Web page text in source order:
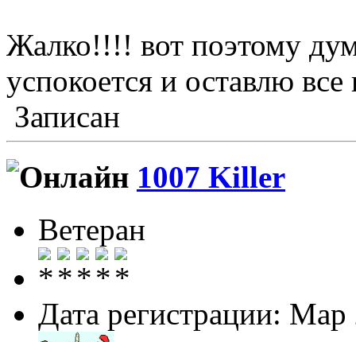
Жалко!!!! вот поэтому
успокоется и оставлю все
Записан
1007 Killer
Ветеран
Дата регистрации: Мар